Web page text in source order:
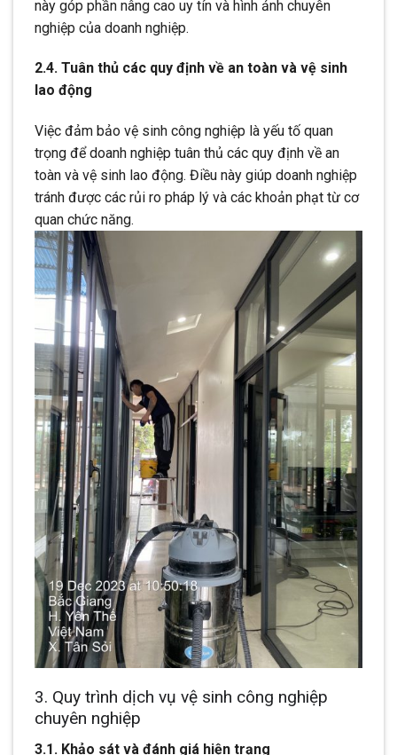
này góp phần nâng cao uy tín và hình ảnh chuyên
nghiệp của doanh nghiệp.
2.4. Tuân thủ các quy định về an toàn và vệ sinh
lao động
Việc đảm bảo vệ sinh công nghiệp là yếu tố quan
trọng để doanh nghiệp tuân thủ các quy định về an
toàn và vệ sinh lao động. Điều này giúp doanh nghiệp
tránh được các rủi ro pháp lý và các khoản phạt từ cơ
quan chức năng.
3. Quy trình dịch vụ vệ sinh công nghiệp
chuyên nghiệp
3.1. Khảo sát và đánh giá hiện trạng